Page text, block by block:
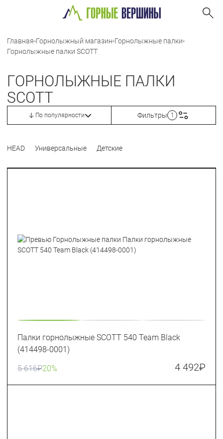
Главная-Горнолыжный магазин-Горнолыжные палки-
Горнолыжные палки SCOTT
ГОРНОЛЫЖНЫЕ ПАЛКИ
SCOTT
По популярности Фильтры 1
HEAD Универсальные Детские
Палки горнолыжные SCOTT 540 Team Black
(414498-0001)
5 616₽20% 4 492₽